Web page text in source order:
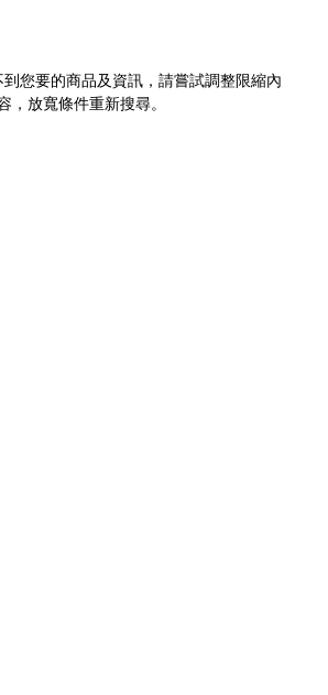
您要的商品及資訊，請嘗試調整限縮內
，放寬條件重新搜尋。